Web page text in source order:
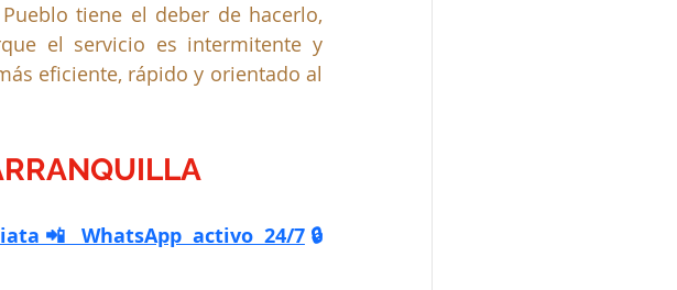
tiene el deber de hacerlo,
el servicio es intermitente y
eficiente, rápido y orientado al
WhatsApp activo 24/7🔒